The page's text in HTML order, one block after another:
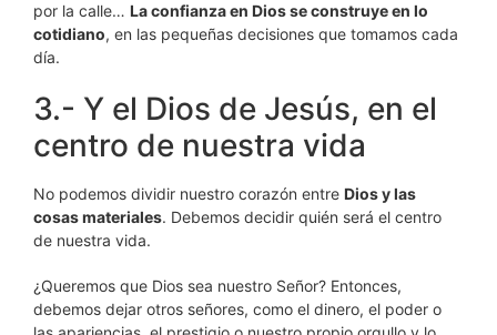
por la calle… La confianza en Dios se construye en lo
cotidiano, en las pequeñas decisiones que tomamos cada
día.
3.- Y el Dios de Jesús, en el
centro de nuestra vida
No podemos dividir nuestro corazón entre Dios y las
cosas materiales. Debemos decidir quién será el centro
de nuestra vida.
¿Queremos que Dios sea nuestro Señor? Entonces,
debemos dejar otros señores, como el dinero, el poder o